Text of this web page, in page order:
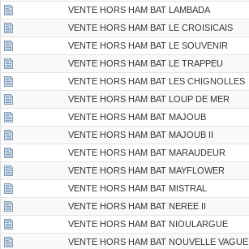
VENTE HORS HAM BAT LAMBADA
VENTE HORS HAM BAT LE CROISICAIS
VENTE HORS HAM BAT LE SOUVENIR
VENTE HORS HAM BAT LE TRAPPEU
VENTE HORS HAM BAT LES CHIGNOLLES
VENTE HORS HAM BAT LOUP DE MER
VENTE HORS HAM BAT MAJOUB
VENTE HORS HAM BAT MAJOUB II
VENTE HORS HAM BAT MARAUDEUR
VENTE HORS HAM BAT MAYFLOWER
VENTE HORS HAM BAT MISTRAL
VENTE HORS HAM BAT NEREE II
VENTE HORS HAM BAT NIOULARGUE
VENTE HORS HAM BAT NOUVELLE VAGUE